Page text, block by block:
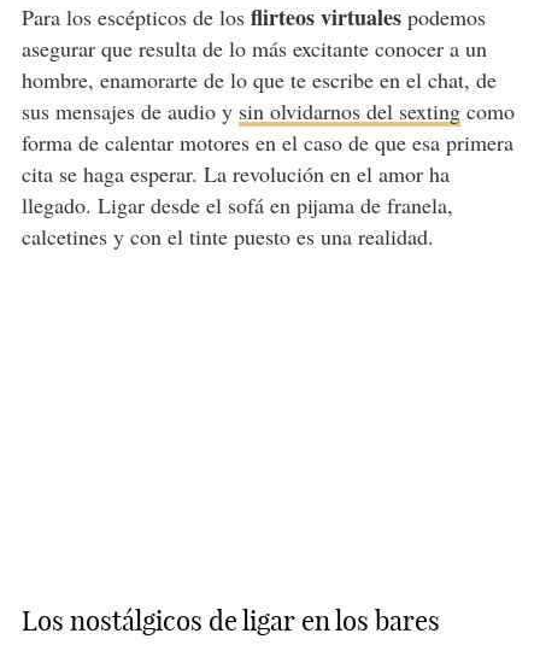
Para los escépticos de los flirteos virtualespodemos
asegurar que resulta de lo más excitante conocer a un
hombre, enamorarte de lo que te escribe en el chat, de
sus mensajes de audio y sin olvidarnos del sextingcomo
forma de calentar motores en el caso de que esa primera
cita se haga esperar. La revolución en el amor ha
llegado. Ligar desde el sofá en pijama de franela,
calcetines y con el tinte puesto es una realidad.
Los nostálgicos de ligar en los bares